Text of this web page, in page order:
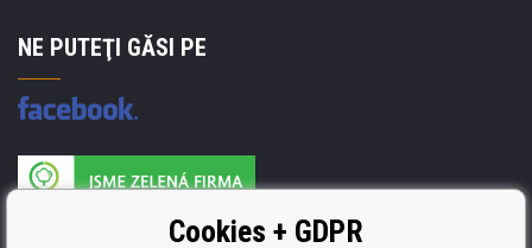
NE PUTEŢI GĂSI PE
Producătorul umpluturii de rezervă este certificat
Cookies + GDPR